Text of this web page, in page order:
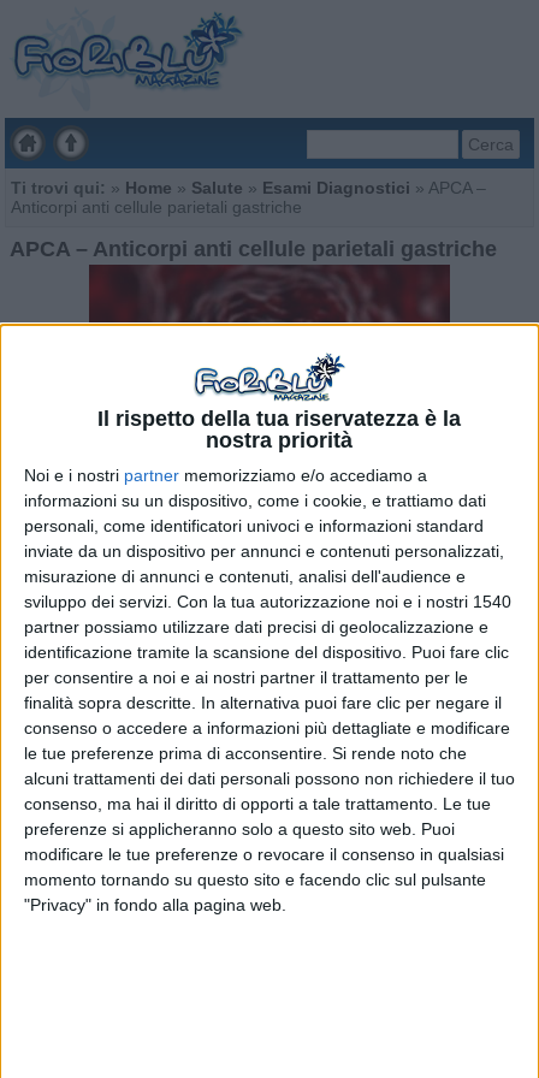
Il rispetto della tua riservatezza è la
nostra priorità
Noi e i nostri partner memorizziamo e/o accediamo a
informazioni su un dispositivo, come i cookie, e trattiamo dati
personali, come identificatori univoci e informazioni standard
inviate da un dispositivo per annunci e contenuti personalizzati,
misurazione di annunci e contenuti, analisi dell'audience e
sviluppo dei servizi. Con la tua autorizzazione noi e i nostri 1540
partner possiamo utilizzare dati precisi di geolocalizzazione e
identificazione tramite la scansione del dispositivo. Puoi fare clic
per consentire a noi e ai nostri partner il trattamento per le
finalità sopra descritte. In alternativa puoi fare clic per negare il
consenso o accedere a informazioni più dettagliate e modificare
le tue preferenze prima di acconsentire. Si rende noto che
alcuni trattamenti dei dati personali possono non richiedere il tuo
consenso, ma hai il diritto di opporti a tale trattamento. Le tue
preferenze si applicheranno solo a questo sito web. Puoi
modificare le tue preferenze o revocare il consenso in qualsiasi
momento tornando su questo sito e facendo clic sul pulsante
"Privacy" in fondo alla pagina web.
Cerca
Ti trovi qui: » Home » Salute » Esami Diagnostici » APCA –
Anticorpi anti cellule parietali gastriche
APCA – Anticorpi anti cellule parietali gastriche
APCA – ANTICORPI ANTI CELLULE PARIETALI
GASTRICHE
Cosa è:
autoanticorpi antigeni delle cellule parietali gastriche.